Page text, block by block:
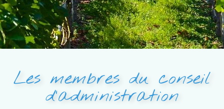
Les membres du conseil
d’administration